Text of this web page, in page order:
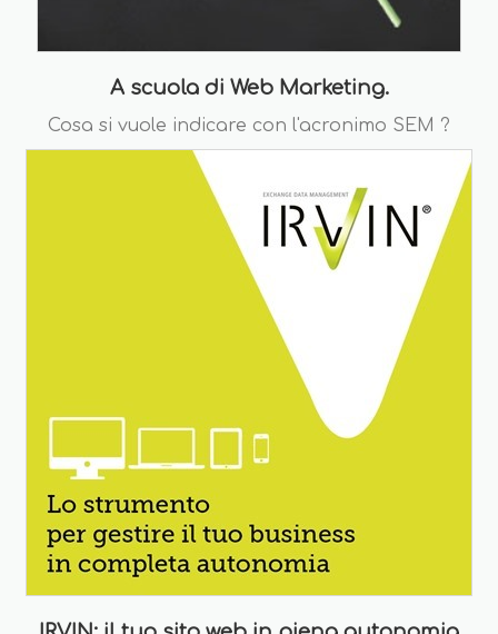
A scuola di Web Marketing.
Cosa si vuole indicare con l'acronimo SEM ?